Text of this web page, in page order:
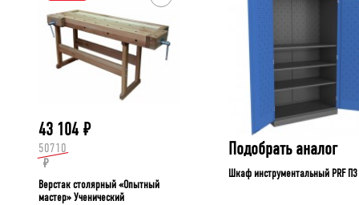
43 104 ₽
50710
₽
Верстак столярный «Опытный
мастер» Ученический
Подобрать аналог
Шкаф инструментальный PRF П3